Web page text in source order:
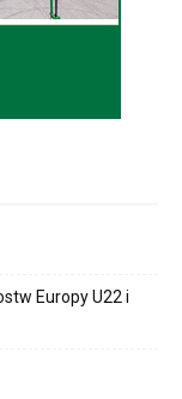
Europy U22 i